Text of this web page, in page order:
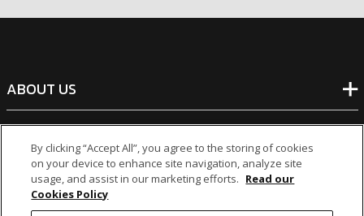
ABOUT US
BANKING
NON-BANKING
By clicking “Accept All”, you agree to the storing of cookies
on your device to enhance site navigation, analyze site
usage, and assist in our marketing efforts. Read our
Cookies Policy